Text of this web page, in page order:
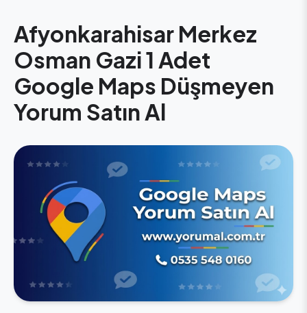
Afyonkarahisar Merkez
Osman Gazi 1 Adet
Google Maps Düşmeyen
Yorum Satın Al